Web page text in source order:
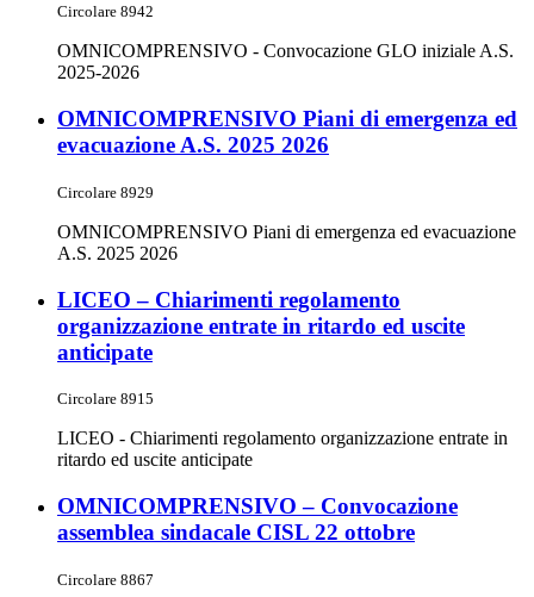
Circolare 8942
OMNICOMPRENSIVO - Convocazione GLO iniziale A.S.
2025-2026
OMNICOMPRENSIVO Piani di emergenza ed
evacuazione A.S. 2025 2026
Circolare 8929
OMNICOMPRENSIVO Piani di emergenza ed evacuazione
A.S. 2025 2026
LICEO – Chiarimenti regolamento
organizzazione entrate in ritardo ed uscite
anticipate
Circolare 8915
LICEO - Chiarimenti regolamento organizzazione entrate in
ritardo ed uscite anticipate
OMNICOMPRENSIVO – Convocazione
assemblea sindacale CISL 22 ottobre
Circolare 8867